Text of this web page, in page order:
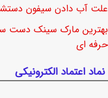
علت آب دادن سیفون
بهترین مارک سینک دست
حرفه ای
نماد اعتماد الکترونیکی